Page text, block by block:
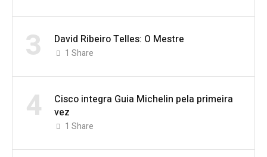
3 David Ribeiro Telles: O Mestre
1 Share
4
Cisco integra Guia Michelin pela primeira
vez
1 Share